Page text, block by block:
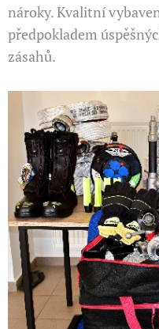
nároky. Kvalitní
předpokladem
zásahů.